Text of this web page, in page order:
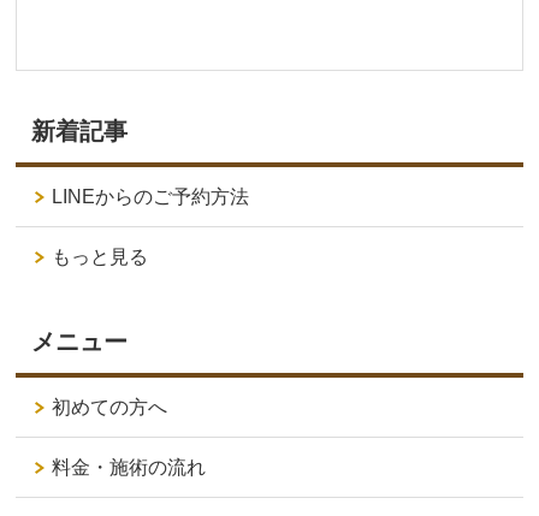
新着記事
LINEからのご予約方法
もっと見る
メニュー
初めての方へ
料金・施術の流れ